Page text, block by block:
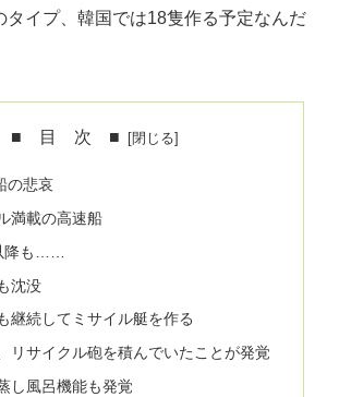
タイプ、韓国では18隻作る予定なんだ
■ 目 次 ■
の悲哀
満載の高速船
降も……
沈没
継続してミサイル艇を作る
リサイクル砲を積んでいたことが発覚
し風呂機能も発覚